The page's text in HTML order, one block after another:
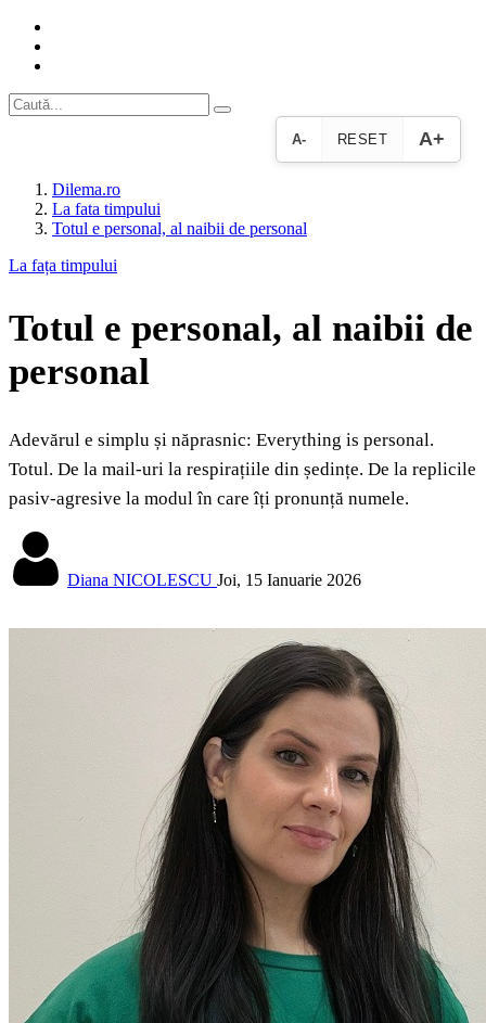
A- RESET A+
Dilema.ro
La fata timpului
Totul e personal, al naibii de personal
La fața timpului
Totul e personal, al naibii de
personal
Adevărul e simplu și năprasnic: Everything is personal.
Totul. De la mail-uri la respirațiile din ședințe. De la replicile
pasiv-agresive la modul în care îți pronunță numele.
Diana NICOLESCU Joi, 15 Ianuarie 2026